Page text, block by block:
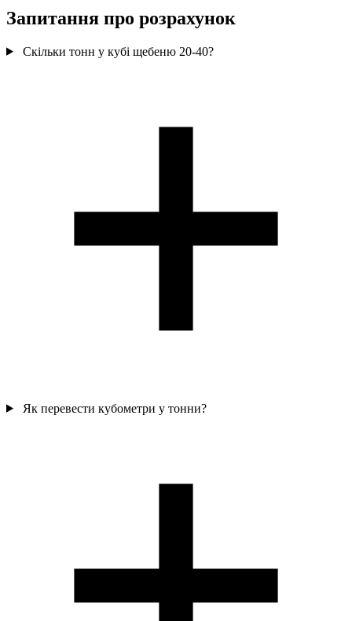
Запитання про розрахунок
Скільки тонн у кубі щебеню 20-40?
Як перевести кубометри у тонни?